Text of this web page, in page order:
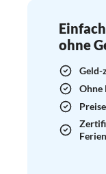
ohne
Geld-
Ohne